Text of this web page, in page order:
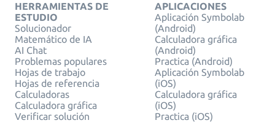
HERRAMIENTAS DE
ESTUDIO
Solucionador
Matemático de IA
AI Chat
Problemas populares
Hojas de trabajo
Hojas de referencia
Calculadoras
Calculadora gráfica
Verificar solución
APLICACIONES
Aplicación Symbolab
(Android)
Calculadora gráfica
(Android)
Practica (Android)
Aplicación Symbolab
(iOS)
Calculadora gráfica
(iOS)
Practica (iOS)